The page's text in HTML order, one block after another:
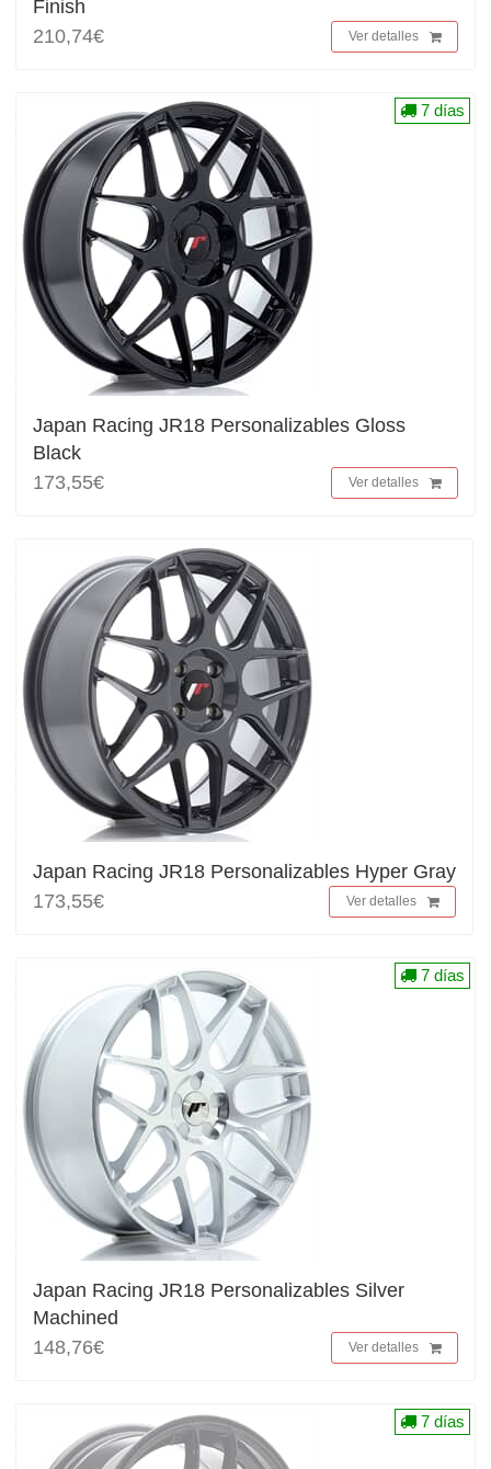
Finish
210,74€
Ver detalles
Japan Racing JR18 Personalizables Gloss
Black
173,55€
Ver detalles
7 días
Japan Racing JR18 Personalizables Hyper Gray
173,55€
Ver detalles
Japan Racing JR18 Personalizables Silver
Machined
148,76€
Ver detalles
7 días
7 días